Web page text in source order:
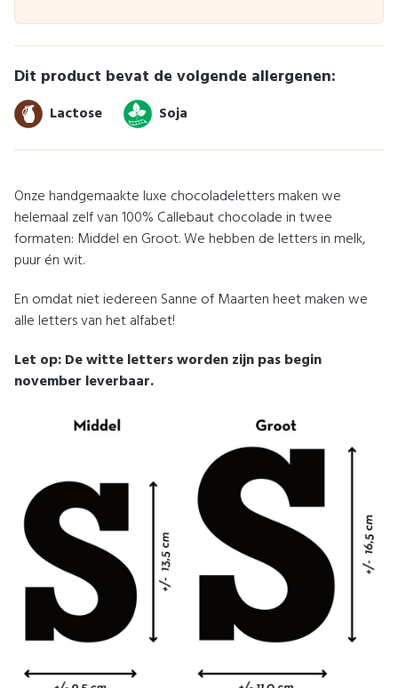
Dit product bevat de volgende allergenen:
Lactose Soja
Onze handgemaakte luxe chocoladeletters maken we
helemaal zelf van 100% Callebaut chocolade in twee
formaten: Middel en Groot. We hebben de letters in melk,
puur én wit.
En omdat niet iedereen Sanne of Maarten heet maken we
alle letters van het alfabet!
Let op: De witte letters worden zijn pas begin
november leverbaar.